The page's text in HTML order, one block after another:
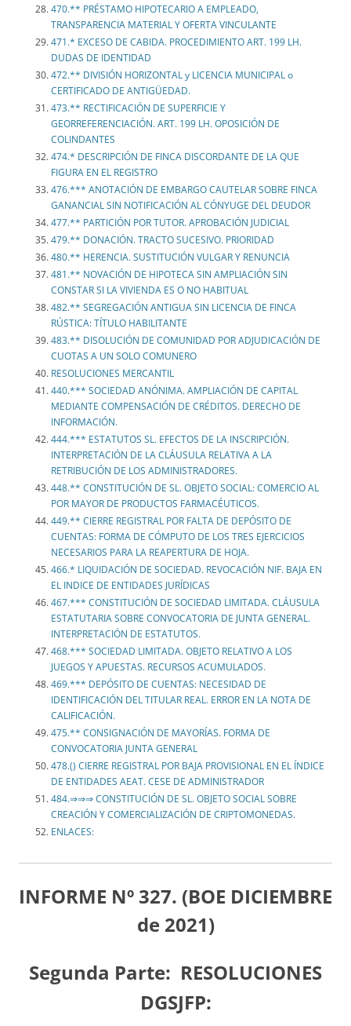
470.** PRÉSTAMO HIPOTECARIO A EMPLEADO,
TRANSPARENCIA MATERIAL Y OFERTA VINCULANTE
471.* EXCESO DE CABIDA. PROCEDIMIENTO ART. 199 LH.
DUDAS DE IDENTIDAD
472.** DIVISIÓN HORIZONTAL y LICENCIA MUNICIPAL o
CERTIFICADO DE ANTIGÜEDAD.
473.** RECTIFICACIÓN DE SUPERFICIE Y
GEORREFERENCIACIÓN. ART. 199 LH. OPOSICIÓN DE
COLINDANTES
474.* DESCRIPCIÓN DE FINCA DISCORDANTE DE LA QUE
FIGURA EN EL REGISTRO
476.*** ANOTACIÓN DE EMBARGO CAUTELAR SOBRE FINCA
GANANCIAL SIN NOTIFICACIÓN AL CÓNYUGE DEL DEUDOR
477.** PARTICIÓN POR TUTOR. APROBACIÓN JUDICIAL
479.** DONACIÓN. TRACTO SUCESIVO. PRIORIDAD
480.** HERENCIA. SUSTITUCIÓN VULGAR Y RENUNCIA
481.** NOVACIÓN DE HIPOTECA SIN AMPLIACIÓN SIN
CONSTAR SI LA VIVIENDA ES O NO HABITUAL
482.** SEGREGACIÓN ANTIGUA SIN LICENCIA DE FINCA
RÚSTICA: TÍTULO HABILITANTE
483.** DISOLUCIÓN DE COMUNIDAD POR ADJUDICACIÓN DE
CUOTAS A UN SOLO COMUNERO
RESOLUCIONES MERCANTIL
440.*** SOCIEDAD ANÓNIMA. AMPLIACIÓN DE CAPITAL
MEDIANTE COMPENSACIÓN DE CRÉDITOS. DERECHO DE
INFORMACIÓN.
444.*** ESTATUTOS SL. EFECTOS DE LA INSCRIPCIÓN.
INTERPRETACIÓN DE LA CLÁUSULA RELATIVA A LA
RETRIBUCIÓN DE LOS ADMINISTRADORES.
448.** CONSTITUCIÓN DE SL. OBJETO SOCIAL: COMERCIO AL
POR MAYOR DE PRODUCTOS FARMACÉUTICOS.
449.** CIERRE REGISTRAL POR FALTA DE DEPÓSITO DE
CUENTAS: FORMA DE CÓMPUTO DE LOS TRES EJERCICIOS
NECESARIOS PARA LA REAPERTURA DE HOJA.
466.* LIQUIDACIÓN DE SOCIEDAD. REVOCACIÓN NIF. BAJA EN
EL INDICE DE ENTIDADES JURÍDICAS
467.*** CONSTITUCIÓN DE SOCIEDAD LIMITADA. CLÁUSULA
ESTATUTARIA SOBRE CONVOCATORIA DE JUNTA GENERAL.
INTERPRETACIÓN DE ESTATUTOS.
468.*** SOCIEDAD LIMITADA. OBJETO RELATIVO A LOS
JUEGOS Y APUESTAS. RECURSOS ACUMULADOS.
469.*** DEPÓSITO DE CUENTAS: NECESIDAD DE
IDENTIFICACIÓN DEL TITULAR REAL. ERROR EN LA NOTA DE
CALIFICACIÓN.
475.** CONSIGNACIÓN DE MAYORÍAS. FORMA DE
CONVOCATORIA JUNTA GENERAL
478.() CIERRE REGISTRAL POR BAJA PROVISIONAL EN EL ÍNDICE
DE ENTIDADES AEAT. CESE DE ADMINISTRADOR
484.⇒⇒⇒ CONSTITUCIÓN DE SL. OBJETO SOCIAL SOBRE
CREACIÓN Y COMERCIALIZACIÓN DE CRIPTOMONEDAS.
ENLACES:
INFORME Nº 327. (BOE DICIEMBRE
de 2021)
Segunda Parte: RESOLUCIONES
DGSJFP: